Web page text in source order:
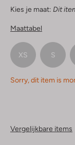
Kies je maat: Dit
Maattabel
XS S
Sorry, dit item is
Vergelijkbare items